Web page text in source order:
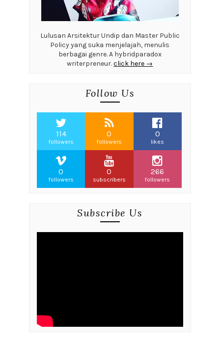
Lulusan Arsitektur Undip dan Master Public
Policy yang suka menjelajah, menulis
berbagai genre. A hybridparadox
writerpreneur.click here →
Follow Us
114
followers
0
followers
0
likes
0
followers
0
subscribers
266
followers
Subscribe Us